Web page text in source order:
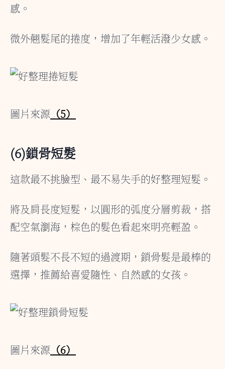
感。
微外翹髮尾的捲度，增加了年輕活潑少女感。
圖片來源 （5）
(6)鎖骨短髮
這款最不挑臉型、最不易失手的好整理短髮。
將及肩長度短髮，以圓形的弧度分層剪裁，搭
配空氣瀏海，棕色的髮色看起來明亮輕盈。
隨著頭髮不長不短的過渡期，鎖骨髮是最棒的
選擇，推薦給喜愛隨性、自然感的女孩。
圖片來源 （6）